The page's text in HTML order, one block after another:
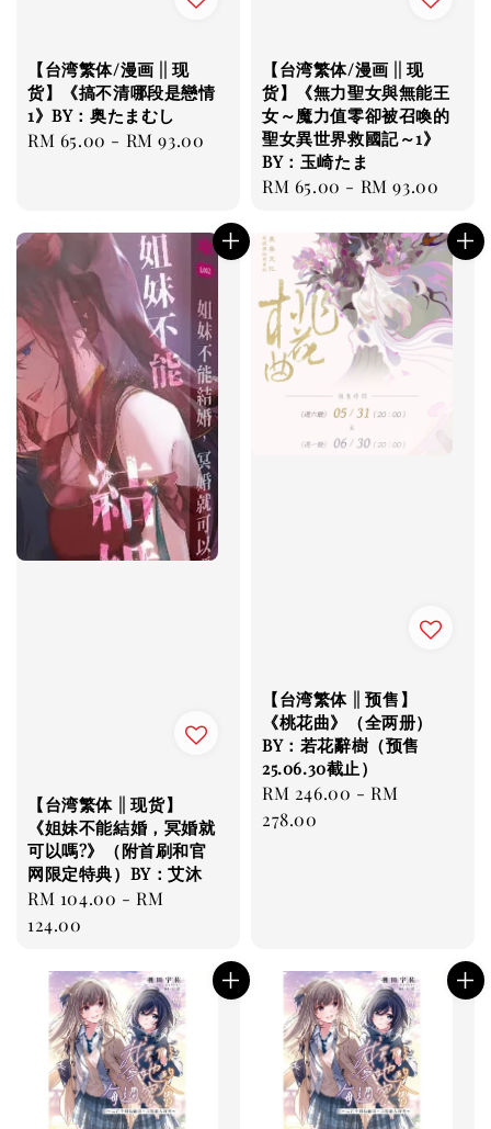
【台湾繁体/漫画 || 现
货】《搞不清哪段是戀情
1》BY：奥たまむし
Regular
RM 65.00 - RM 93.00
【台湾繁体/漫画 || 现
货】《無力聖女與無能王
女～魔力值零卻被召喚的
聖女異世界救國記～1》
BY：玉崎たま
Regular
RM 65.00 - RM 93.00
【台湾繁体 || 现货】
《姐妹不能結婚，冥婚就
可以嗎?》（附首刷和官
网限定特典）BY：艾沐
Regular
price
RM 104.00 -RM
124.00
【台湾繁体 || 预售】
《桃花曲》（全两册）
BY：若花辭樹（预售
25.06.30截止）
Regular
price
RM 246.00 -RM
278.00